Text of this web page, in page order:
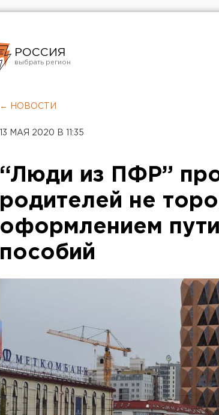
РОССИЯ
Челябинск
← НОВОСТИ
13 МАЯ 2020 В 11:35
“Люди из ПФР”
родителей не
оформлением
пособий